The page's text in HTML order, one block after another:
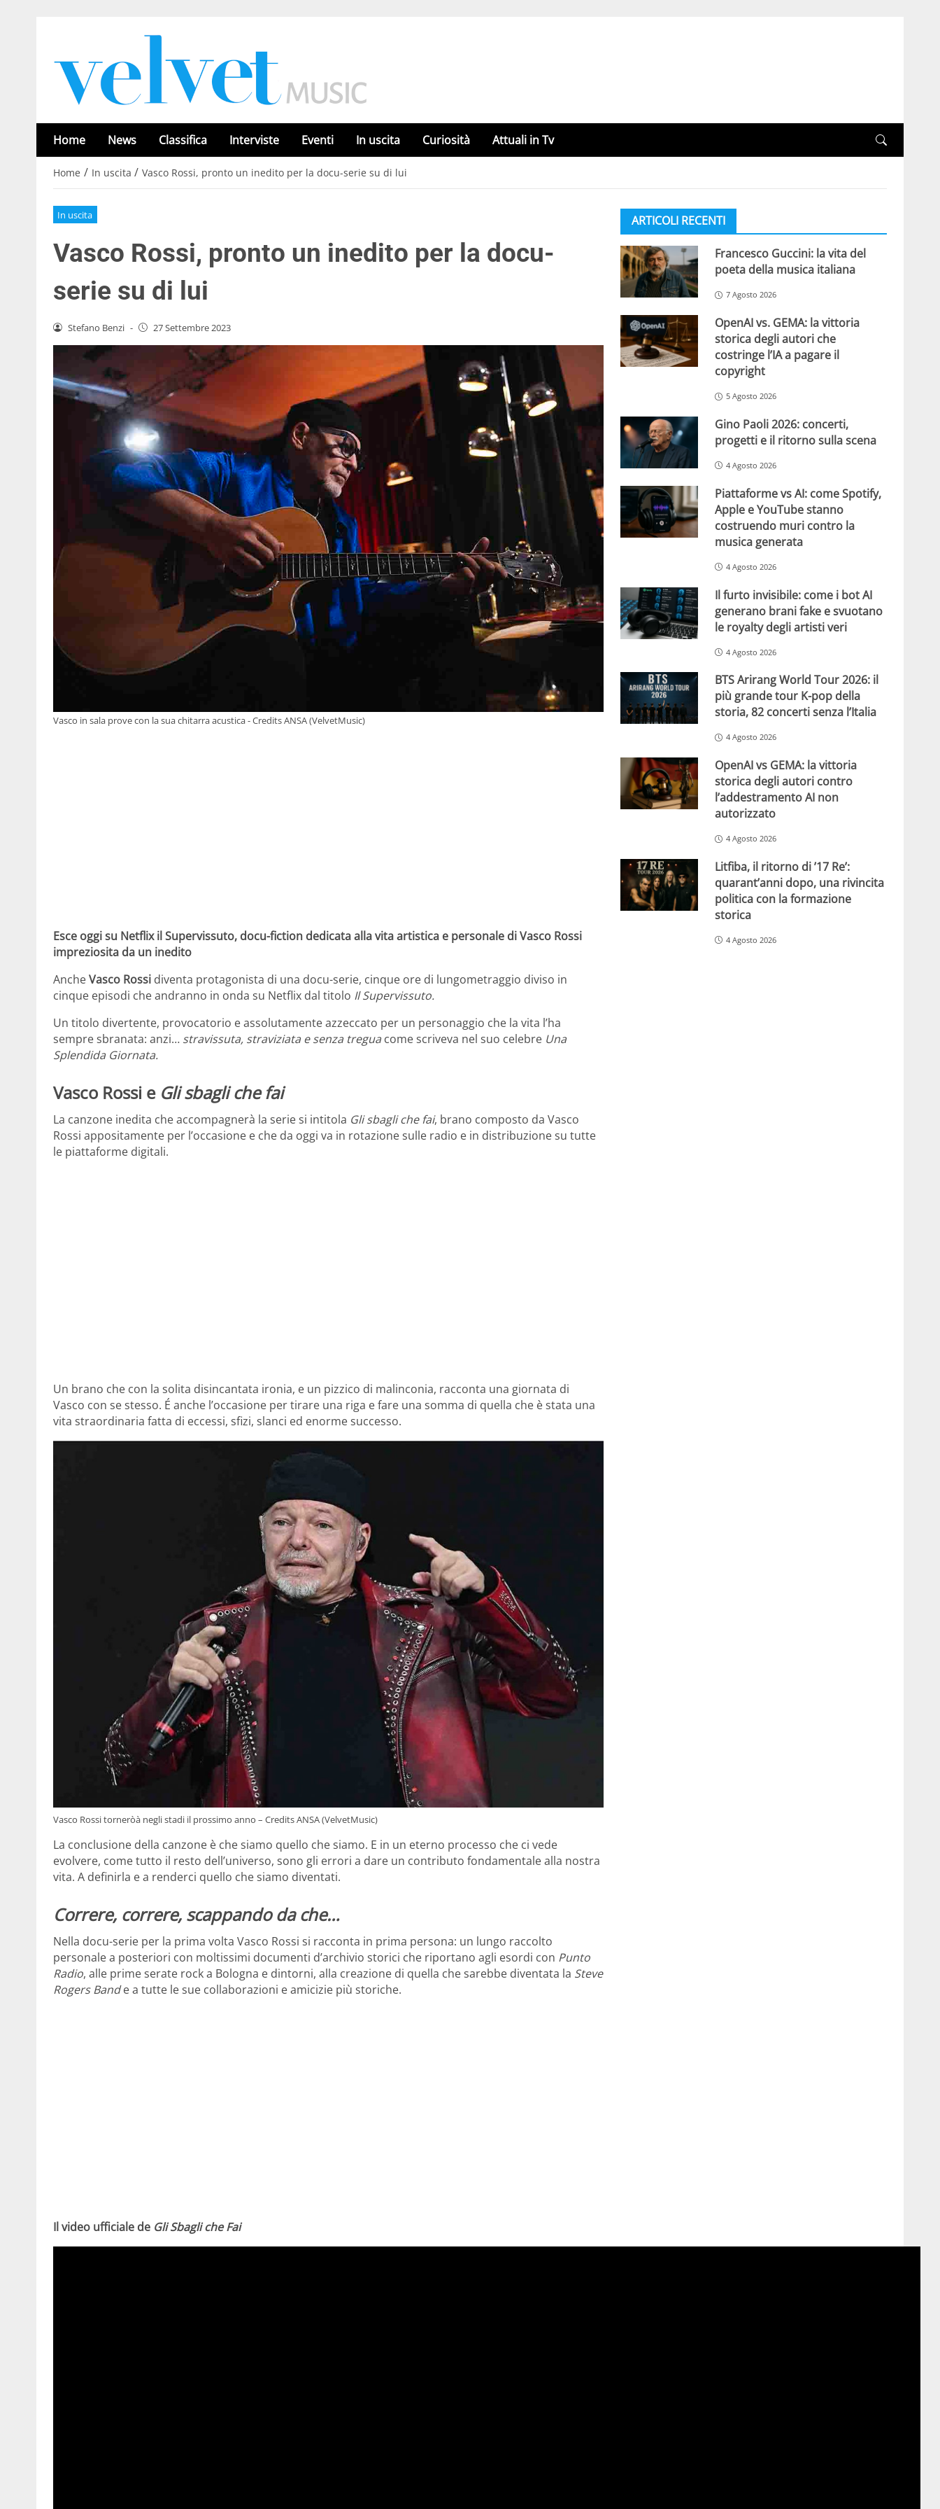
Home News Classifica Interviste Eventi In uscita Curiosità Attuali in Tv
Home / In uscita / Vasco Rossi, pronto un inedito per la docu-serie su di lui
In uscita
Vasco Rossi, pronto un inedito per la docu-
serie su di lui
Stefano Benzi - 27 Settembre 2023
Vasco in sala prove con la sua chitarra acustica - Credits ANSA (VelvetMusic)
Esce oggi su Netflix il Supervissuto, docu-fiction dedicata alla vita artistica e personale di Vasco Rossi
impreziosita da un inedito
AncheVasco Rossi diventa protagonista di una docu-serie, cinque ore di lungometraggio diviso in
cinque episodi che andranno in onda su Netflix dal titolo Il Supervissuto.
Un titolo divertente, provocatorio e assolutamente azzeccato per un personaggio che la vita l’ha
sempre sbranata: anzi… stravissuta, straviziata e senza tregua come scriveva nel suo celebre Una
Splendida Giornata.
Vasco Rossi e Gli sbagli che fai
La canzone inedita che accompagnerà la serie si intitola Gli sbagli che fai, brano composto da Vasco
Rossi appositamente per l’occasione e che da oggi va in rotazione sulle radio e in distribuzione su tutte
le piattaforme digitali.
Un brano che con la solita disincantata ironia, e un pizzico di malinconia, racconta una giornata di
Vasco con se stesso. É anche l’occasione per tirare una riga e fare una somma di quella che è stata una
vita straordinaria fatta di eccessi, sfizi, slanci ed enorme successo.
Vasco Rossi torneròà negli stadi il prossimo anno – Credits ANSA (VelvetMusic)
La conclusione della canzone è che siamo quello che siamo. E in un eterno processo che ci vede
evolvere, come tutto il resto dell’universo, sono gli errori a dare un contributo fondamentale alla nostra
vita. A definirla e a renderci quello che siamo diventati.
Correre, correre, scappando da che…
Nella docu-serie per la prima volta Vasco Rossi si racconta in prima persona: un lungo raccolto
personale a posteriori con moltissimi documenti d’archivio storici che riportano agli esordi con Punto
Radio, alle prime serate rock a Bologna e dintorni, alla creazione di quella che sarebbe diventata la Steve
Rogers Bande a tutte le sue collaborazioni e amicizie più storiche.
Il video ufficiale de Gli Sbagli che Fai
ARTICOLI RECENTI
Francesco Guccini: la vita del
poeta della musica italiana
7 Agosto 2026
OpenAI vs. GEMA: la vittoria
storica degli autori che
costringe l’IA a pagare il
copyright
5 Agosto 2026
Gino Paoli 2026: concerti,
progetti e il ritorno sulla scena
4 Agosto 2026
Piattaforme vs AI: come Spotify,
Apple e YouTube stanno
costruendo muri contro la
musica generata
4 Agosto 2026
Il furto invisibile: come i bot AI
generano brani fake e svuotano
le royalty degli artisti veri
4 Agosto 2026
BTS Arirang World Tour 2026: il
più grande tour K-pop della
storia, 82 concerti senza l’Italia
4 Agosto 2026
OpenAI vs GEMA: la vittoria
storica degli autori contro
l’addestramento AI non
autorizzato
4 Agosto 2026
Litfiba, il ritorno di ’17 Re’:
quarant’anni dopo, una rivincita
politica con la formazione
storica
4 Agosto 2026